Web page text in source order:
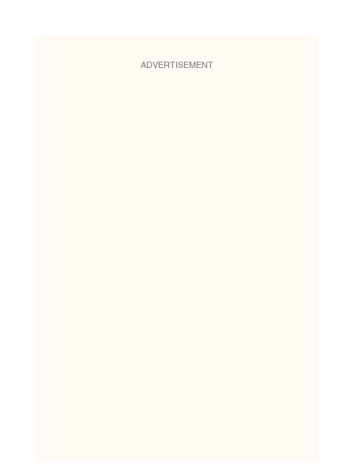
ADVERTISEMENT